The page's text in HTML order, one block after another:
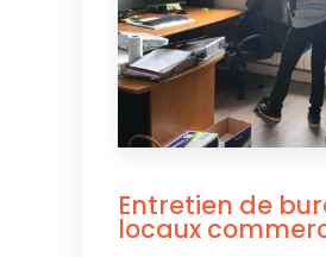
Entretien de
locaux